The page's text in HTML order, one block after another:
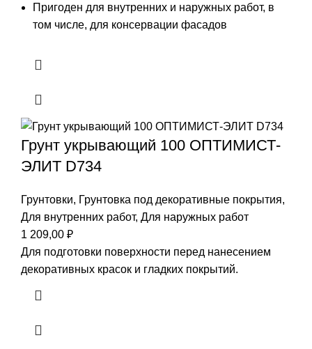
Пригоден для внутренних и наружных работ, в
том числе, для консервации фасадов
Грунт укрывающий 100 ОПТИМИСТ-
ЭЛИТ D734
Грунтовки, Грунтовка под декоративные покрытия,
Для внутренних работ, Для наружных работ
1 209,00 ₽
Для подготовки поверхности перед нанесением
декоративных красок и гладких покрытий.